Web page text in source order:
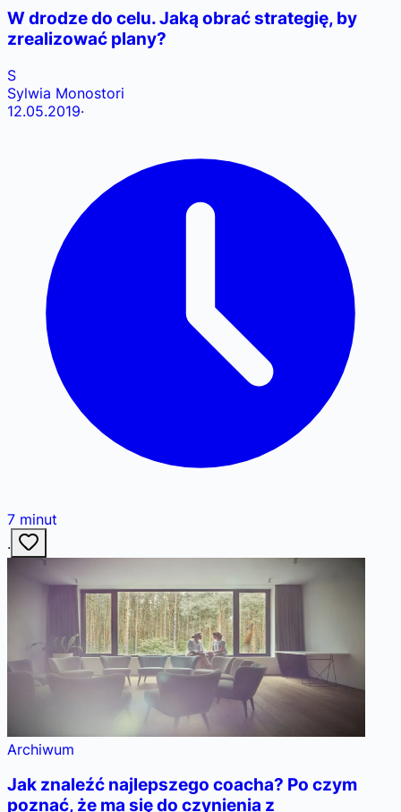
W drodze do celu. Jaką obrać strategię, by
zrealizować plany?
S
Sylwia Monostori
12.05.2019·
7 minut
·
Archiwum
Jak znaleźć najlepszego coacha? Po czym
poznać, że ma się do czynienia z